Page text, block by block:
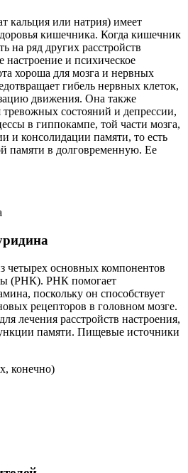
кальция или натрия) имеет
кишечника. Когда кишечник
на ряд других расстройств
настроение и психическое
хороша для мозга и нервных
гибель нервных клеток,
движения. Она также
тревожных состояний и депрессии,
в гиппокампе, той части мозга,
и консолидации памяти, то есть
памяти в долговременную. Ее
четырех основных компонентов
(РНК). РНК помогает
поскольку он способствует
рецепторов в головном мозге.
лечения расстройств настроения,
памяти. Пищевые источники
конечно)